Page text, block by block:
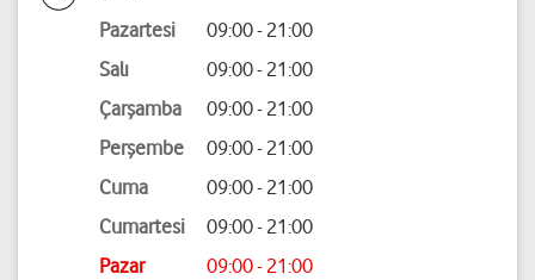
Pazartesi
09:00 - 21:00
Salı
09:00 - 21:00
Çarşamba
09:00 - 21:00
Perşembe
09:00 - 21:00
Cuma
09:00 - 21:00
Cumartesi
09:00 - 21:00
Pazar
09:00 - 21:00